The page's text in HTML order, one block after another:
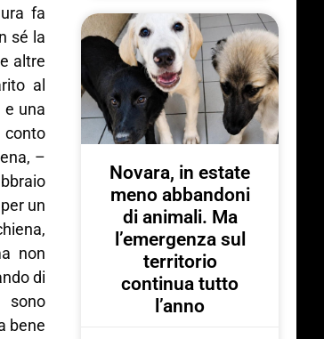
fa
sé la
altre
al
e una
–
un
non
di
bene
Novara, in estate
meno abbandoni
di animali. Ma
l’emergenza sul
territorio
continua tutto
l’anno